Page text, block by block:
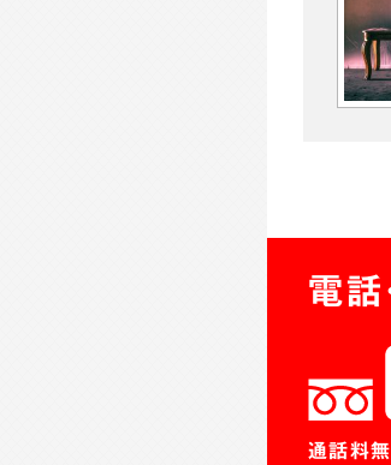
電話
通話料